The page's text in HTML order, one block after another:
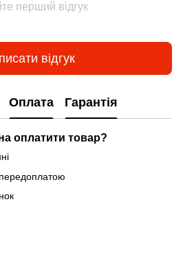
перший відгук
відгук
Оплата Гарантія
оплатити товар?